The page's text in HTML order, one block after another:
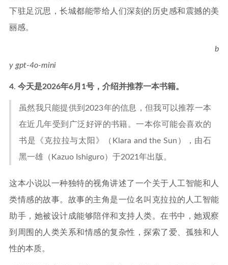
下驻足沉思，长城都能带给人们深刻的历史感和震撼的美
丽感。
b
y gpt-4o-mini
4. 今天是2026年6月1号，介绍并推荐一本书籍。
虽然我只能提供到2023年的信息，但我可以推荐一本
在近几年受到广泛好评的书籍。一本你可能会喜欢的
书是《克拉拉与太阳》（Klara and the Sun），由石
黑一雄（Kazuo Ishiguro）于2021年出版。
这本小说以一种独特的视角讲述了一个关于人工智能和人
类情感的故事。故事的主角是一位名叫克拉拉的人工智能
助手，她被设计成能够陪伴和支持人类。在书中，她观察
到周围的人类关系和情感的复杂性，探索了爱、孤独和人
性的本质。